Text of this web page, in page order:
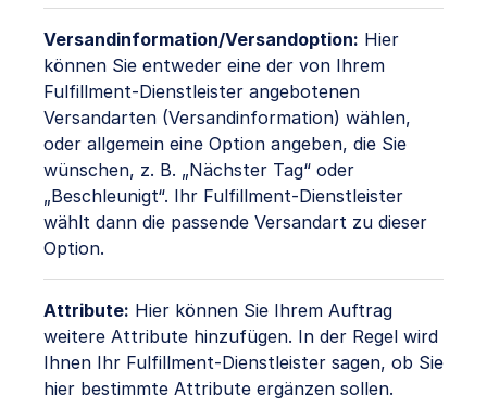
Versandinformation/Versandoption: Hier
können Sie entweder eine der von Ihrem
Fulfillment-Dienstleister angebotenen
Versandarten (Versandinformation) wählen,
oder allgemein eine Option angeben, die Sie
wünschen, z. B. „Nächster Tag“ oder
„Beschleunigt“. Ihr Fulfillment-Dienstleister
wählt dann die passende Versandart zu dieser
Option.
Attribute: Hier können Sie Ihrem Auftrag
weitere Attribute hinzufügen. In der Regel wird
Ihnen Ihr Fulfillment-Dienstleister sagen, ob Sie
hier bestimmte Attribute ergänzen sollen.